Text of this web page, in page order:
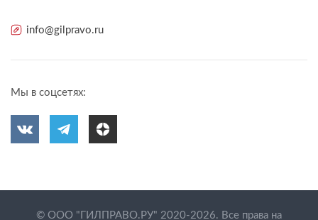
info@gilpravo.ru
Мы в соцсетях:
© ООО "ГИЛПРАВО.РУ" 2020-2026. Все права на